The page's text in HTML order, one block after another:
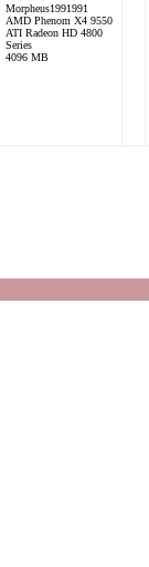
Morpheus1991991
AMD Phenom X4 9550
ATI Radeon HD 4800
Series
4096 MB